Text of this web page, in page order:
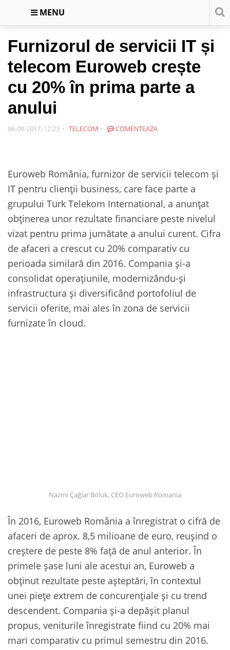
MENU
Furnizorul de servicii IT și
telecom Euroweb crește
cu 20% în prima parte a
anului
06-09-2017, 12:23 TELECOM COMENTEAZA
Euroweb România, furnizor de servicii telecom și
IT pentru clienții business, care face parte a
grupului Turk Telekom International, a anunțat
obținerea unor rezultate financiare peste nivelul
vizat pentru prima jumătate a anului curent. Cifra
de afaceri a crescut cu 20% comparativ cu
perioada similară din 2016. Compania și-a
consolidat operațiunile, modernizându-și
infrastructura și diversificând portofoliul de
servicii oferite, mai ales în zona de servicii
furnizate în cloud.
Nazmi Çağlar Bölük, CEO Euroweb Romania
În 2016, Euroweb România a înregistrat o cifră de
afaceri de aprox. 8,5 milioane de euro, reușind o
creștere de peste 8% față de anul anterior. În
primele șase luni ale acestui an, Euroweb a
obținut rezultate peste așteptări, în contextul
unei piețe extrem de concurențiale și cu trend
descendent. Compania și-a depășit planul
propus, veniturile înregistrate fiind cu 20% mai
mari comparativ cu primul semestru din 2016.